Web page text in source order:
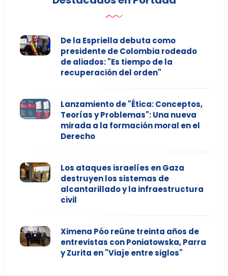
De la Espriella debuta como
presidente de Colombia rodeado
de aliados: "Es tiempo de la
recuperación del orden"
Lanzamiento de "Ética: Conceptos,
Teorías y Problemas": Una nueva
mirada a la formación moral en el
Derecho
Los ataques israelíes en Gaza
destruyen los sistemas de
alcantarillado y la infraestructura
civil
Ximena Póo reúne treinta años de
entrevistas con Poniatowska, Parra
y Zurita en "Viaje entre siglos"